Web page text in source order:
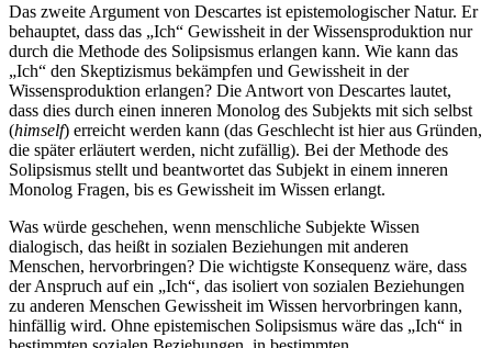
Das zweite Argument von Descartes ist epistemologischer Natur. Er
behauptet, dass das „Ich“ Gewissheit in der Wissensproduktion nur
durch die Methode des Solipsismus erlangen kann. Wie kann das
„Ich“ den Skeptizismus bekämpfen und Gewissheit in der
Wissensproduktion erlangen? Die Antwort von Descartes lautet,
dass dies durch einen inneren Monolog des Subjekts mit sich selbst
(himself) erreicht werden kann (das Geschlecht ist hier aus Gründen,
die später erläutert werden, nicht zufällig). Bei der Methode des
Solipsismus stellt und beantwortet das Subjekt in einem inneren
Monolog Fragen, bis es Gewissheit im Wissen erlangt.
Was würde geschehen, wenn menschliche Subjekte Wissen
dialogisch, das heißt in sozialen Beziehungen mit anderen
Menschen, hervorbringen? Die wichtigste Konsequenz wäre, dass
der Anspruch auf ein „Ich“, das isoliert von sozialen Beziehungen
zu anderen Menschen Gewissheit im Wissen hervorbringen kann,
hinfällig wird. Ohne epistemischen Solipsismus wäre das „Ich“ in